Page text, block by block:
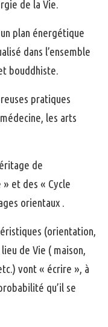
de la Vie.
plan énergétique
dans l’ensemble
bouddhiste.
pratiques
les arts
de
et des « Cycle
orientaux .
(orientation,
de Vie ( maison,
vont « écrire », à
qu’il se